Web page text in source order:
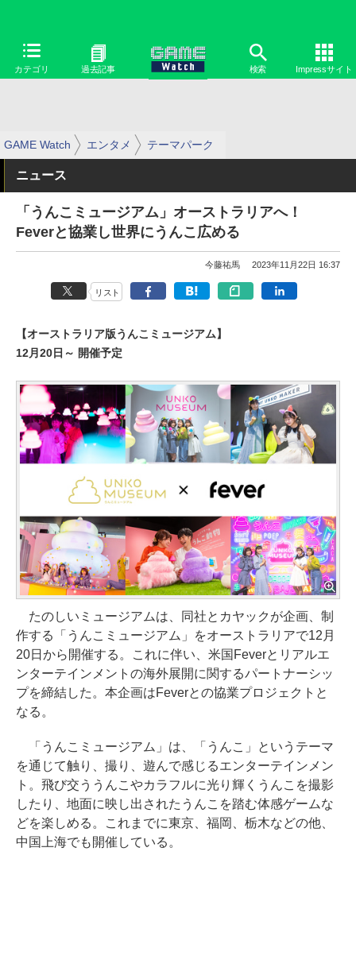
カテゴリ 過去記事 検索 Impressサイト
GAME Watch エンタメ テーマパーク
ニュース
「うんこミュージアム」オーストラリアへ！
Feverと協業し世界にうんこ広める
今藤祐馬 2023年11月22日 16:37
リスト
【オーストラリア版うんこミュージアム】
12月20日～ 開催予定
たのしいミュージアムは、同社とカヤックが企画、制
作する「うんこミュージアム」をオーストラリアで12月
20日から開催する。これに伴い、米国Feverとリアルエ
ンターテインメントの海外展開に関するパートナーシッ
プを締結した。本企画はFeverとの協業プロジェクトと
なる。
「うんこミュージアム」は、「うんこ」というテーマ
を通じて触り、撮り、遊んで感じるエンターテインメン
ト。飛び交ううんこやカラフルに光り輝くうんこを撮影
したり、地面に映し出されたうんこを踏む体感ゲームな
どを楽しめる。これまでに東京、福岡、栃木などの他、
中国上海でも開催している。